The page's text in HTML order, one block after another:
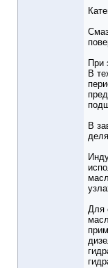
При
В
В
Для